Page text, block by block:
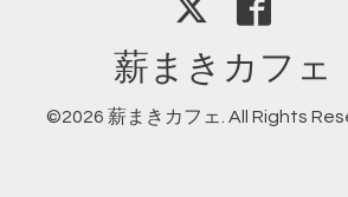
薪まきカフェ
©2026 薪まきカフェ . All Rights